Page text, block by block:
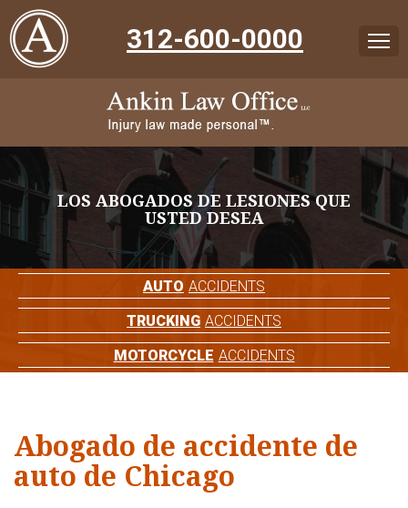
312-600-0000
LOS ABOGADOS DE LESIONES QUE
USTED DESEA
AUTO ACCIDENTS
TRUCKING ACCIDENTS
MOTORCYCLE ACCIDENTS
Abogado de accidente de
auto de Chicago